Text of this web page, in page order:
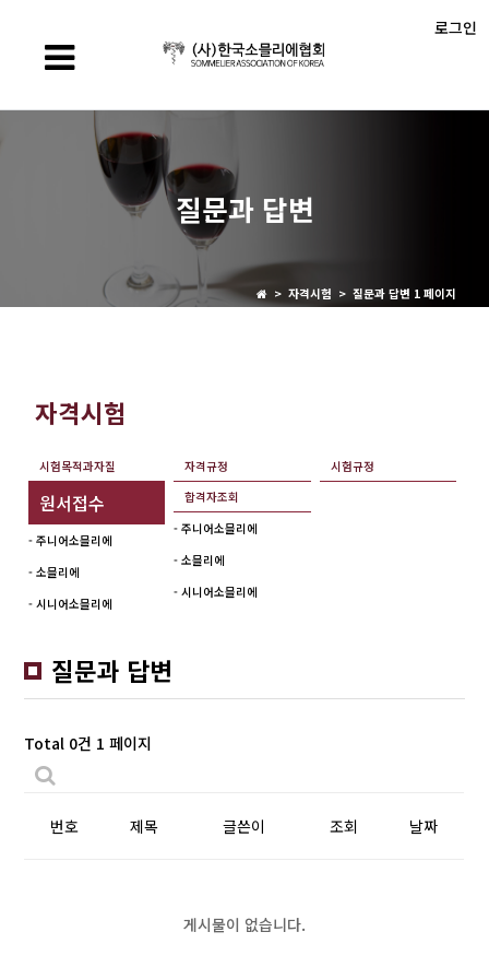
로그인
질문과 답변
> 자격시험 > 질문과 답변 1 페이지
자격시험
시험목적과자질 자격규정 시험규정
원서접수
- 주니어소믈리에
- 소믈리에
- 시니어소믈리에
합격자조회
- 주니어소믈리에
- 소믈리에
- 시니어소믈리에
질문과 답변
Total 0건 1 페이지
번호 제목 글쓴이 조회 날짜
게시물이 없습니다.